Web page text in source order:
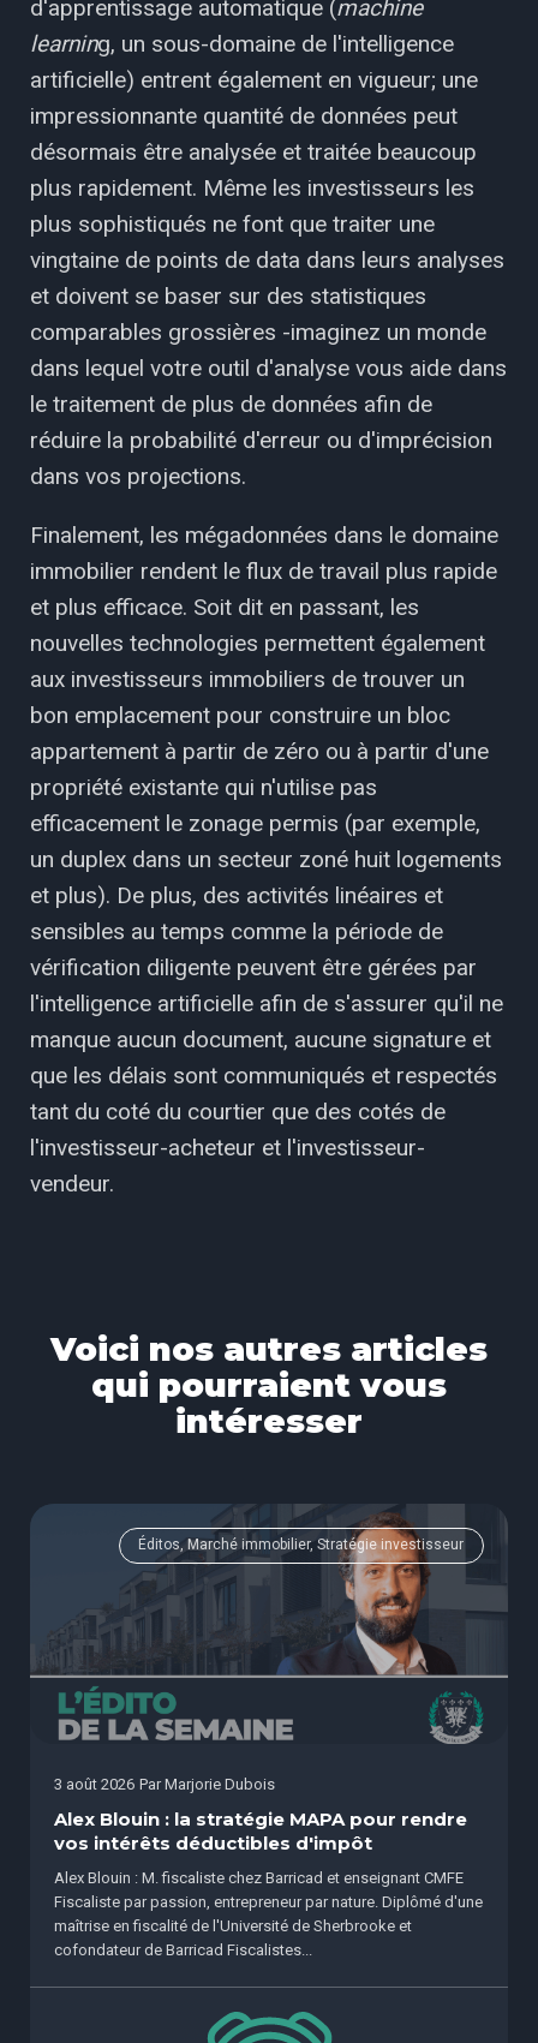
d'apprentissage automatique (machine
learning, un sous-domaine de l'intelligence
artificielle) entrent également en vigueur; une
impressionnante quantité de données peut
désormais être analysée et traitée beaucoup
plus rapidement. Même les investisseurs les
plus sophistiqués ne font que traiter une
vingtaine de points de data dans leurs analyses
et doivent se baser sur des statistiques
comparables grossières -imaginez un monde
dans lequel votre outil d'analyse vous aide dans
le traitement de plus de données afin de
réduire la probabilité d'erreur ou d'imprécision
dans vos projections.
Finalement, les mégadonnées dans le domaine
immobilier rendent le flux de travail plus rapide
et plus efficace. Soit dit en passant, les
nouvelles technologies permettent également
aux investisseurs immobiliers de trouver un
bon emplacement pour construire un bloc
appartement à partir de zéro ou à partir d'une
propriété existante qui n'utilise pas
efficacement le zonage permis (par exemple,
un duplex dans un secteur zoné huit logements
et plus). De plus, des activités linéaires et
sensibles au temps comme la période de
vérification diligente peuvent être gérées par
l'intelligence artificielle afin de s'assurer qu'il ne
manque aucun document, aucune signature et
que les délais sont communiqués et respectés
tant du coté du courtier que des cotés de
l'investisseur-acheteur et l'investisseur-
vendeur.
Voici nos autres articles
qui pourraient vous
intéresser
Éditos, Marché immobilier, Stratégie investisseur
3 août 2026 Par Marjorie Dubois
Alex Blouin : la stratégie MAPA pour rendre
vos intérêts déductibles d'impôt
Alex Blouin : M. fiscaliste chez Barricad et enseignant CMFE
Fiscaliste par passion, entrepreneur par nature. Diplômé d'une
maîtrise en fiscalité de l'Université de Sherbrooke et
cofondateur de Barricad Fiscalistes...